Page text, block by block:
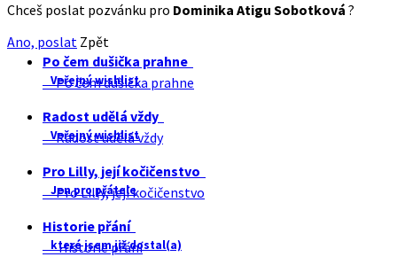
Chceš poslat pozvánku pro Dominika Atigu Sobotková ?
Ano, poslat Zpět
Po čem dušička prahne
Veřejný wishlist
Po čem dušička prahne
Radost udělá vždy
Veřejný wishlist
Radost udělá vždy
Pro Lilly, její kočičenstvo
Jen pro přátele
Pro Lilly, její kočičenstvo
Historie přání
které jsem již dostal(a)
Historie přání